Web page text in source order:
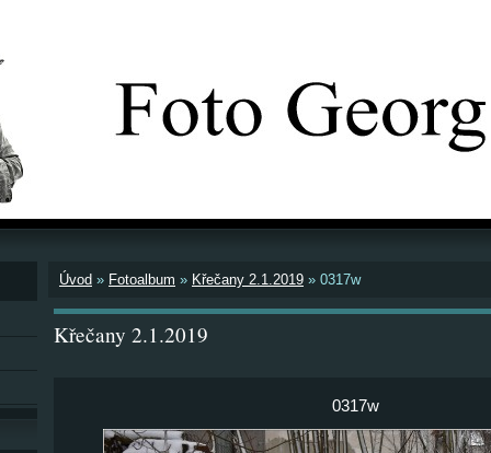
Úvod » Fotoalbum » Křečany 2.1.2019 » 0317w
Křečany 2.1.2019
0317w